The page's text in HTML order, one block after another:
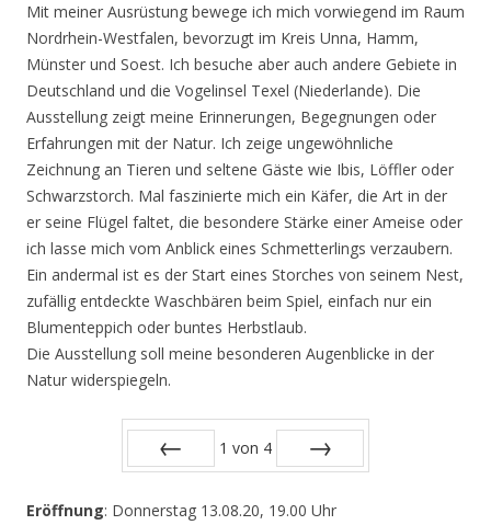
Mit meiner Ausrüstung bewege ich mich vorwiegend im Raum
Nordrhein-Westfalen, bevorzugt im Kreis Unna, Hamm,
Münster und Soest. Ich besuche aber auch andere Gebiete in
Deutschland und die Vogelinsel Texel (Niederlande). Die
Ausstellung zeigt meine Erinnerungen, Begegnungen oder
Erfahrungen mit der Natur. Ich zeige ungewöhnliche
Zeichnung an Tieren und seltene Gäste wie Ibis, Löffler oder
Schwarzstorch. Mal faszinierte mich ein Käfer, die Art in der
er seine Flügel faltet, die besondere Stärke einer Ameise oder
ich lasse mich vom Anblick eines Schmetterlings verzaubern.
Ein andermal ist es der Start eines Storches von seinem Nest,
zufällig entdeckte Waschbären beim Spiel, einfach nur ein
Blumenteppich oder buntes Herbstlaub.
Die Ausstellung soll meine besonderen Augenblicke in der
Natur widerspiegeln.
1 von 4
Eröffnung: Donnerstag 13.08.20, 19.00 Uhr